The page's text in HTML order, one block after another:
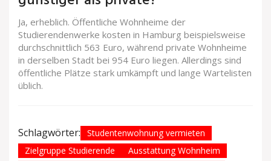
Ja, erheblich. Öffentliche Wohnheime der
Studierendenwerke kosten in Hamburg beispielsweise
durchschnittlich 563 Euro, während private Wohnheime
in derselben Stadt bei 954 Euro liegen. Allerdings sind
öffentliche Plätze stark umkämpft und lange Wartelisten
üblich.
Schlagwörter:
Studentenwohnung vermieten
Zielgruppe Studierende
Ausstattung Wohnheim